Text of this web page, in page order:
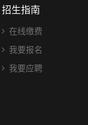
招生指南
在线缴费
我要报名
我要应聘